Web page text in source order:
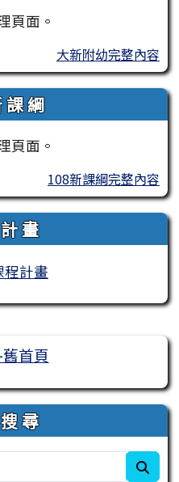
頁面。
大新附幼完整內容
課 綱
頁面。
108新課綱完整內容
畫
首頁
尋